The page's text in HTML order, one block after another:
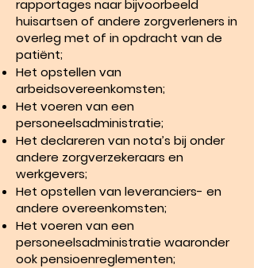
rapportages naar bijvoorbeeld
huisartsen of andere zorgverleners in
overleg met of in opdracht van de
patiënt;
Het opstellen van
arbeidsovereenkomsten;
Het voeren van een
personeelsadministratie;
Het declareren van nota’s bij onder
andere zorgverzekeraars en
werkgevers;
Het opstellen van leveranciers- en
andere overeenkomsten;
Het voeren van een
personeelsadministratie waaronder
ook pensioenreglementen;